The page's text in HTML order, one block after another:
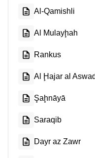
Al-Qamishli
Al Mulayḩah
Rankus
Al Ḩajar al Aswad
Şaḩnāyā
Saraqib
Dayr az Zawr